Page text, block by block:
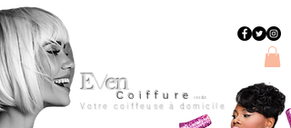
Even
Coiffure evencoiffure
Votre coiffeuse à domicile